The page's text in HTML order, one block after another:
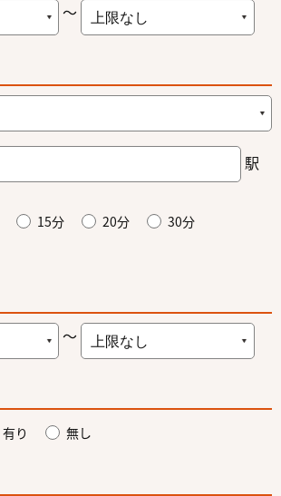
～
駅
15分 20分
30分
～
有り 無し